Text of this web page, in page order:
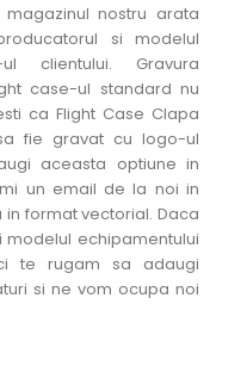
nostru arata
si modelul
clientului. Gravura
case-ul standard nu
ca Flight Case Clapa
fie gravat cu logo-ul
aceasta optiune in
un email de la noi in
format vectorial. Daca
echipamentului
te rugam sa adaugi
si ne vom ocupa noi